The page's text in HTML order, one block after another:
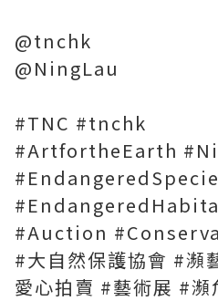
@tnchk
@NingLau
#TNC #tnchk
#ArtfortheEarth
#Auction
#大自然保護協會 #瀕
愛心拍賣 #藝術展 #